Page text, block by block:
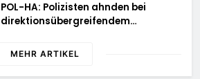
POL-HA: Polizisten ahnden bei
direktionsübergreifendem
MEHR ARTIKEL